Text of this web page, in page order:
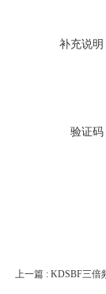
补充说明
验证码
上一篇 : KDSBF三倍